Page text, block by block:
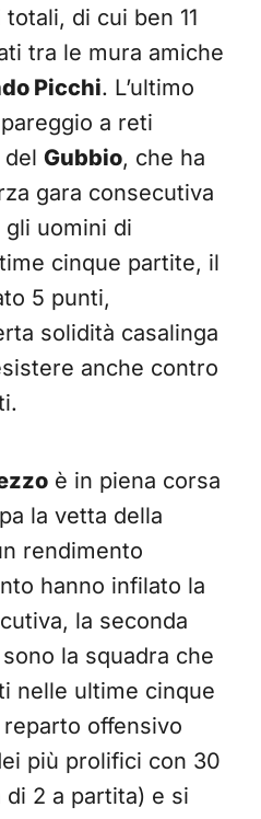
di cui ben 11
tra le mura amiche
Picchi. L’ultimo
a reti
Gubbio, che ha
gara consecutiva
uomini di
cinque partite, il
5 punti,
solidità casalinga
anche contro
è in piena corsa
la vetta della
rendimento
hanno infilato la
la seconda
la squadra che
nelle ultime cinque
offensivo
più prolifici con 30
2 a partita) e si